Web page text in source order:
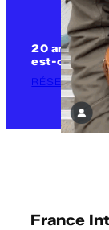
20 ans
est-on ?
RÉSEAUX
France